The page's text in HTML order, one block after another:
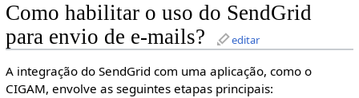
Como habilitar o uso do SendGrid
para envio de e-mails?
editar
A integração do SendGrid com uma aplicação, como o
CIGAM, envolve as seguintes etapas principais: